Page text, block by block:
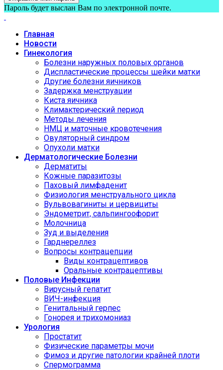
Пароль будет выслан Вам по электронной почте.
Главная
Новости
Гинекология
Болезни наружных половых органов
Диспластические процессы шейки матки
Другие болезни яичников
Задержка менструации
Киста яичника
Климактерический период
Методы лечения
НМЦ и маточные кровотечения
Овуляторный синдром
Опухоли матки
Дерматологические Болезни
Дерматиты
Кожные паразитозы
Паховый лимфаденит
Физиология менструального цикла
Вульвовагиниты и цервициты
Эндометрит, сальпингоофорит
Молочница
Зуд и выделения
Гарднереллез
Вопросы контрацепции
Виды контрацептивов
Оральные контрацептивы
Половые Инфекции
Вирусный гепатит
ВИЧ-инфекция
Генитальный герпес
Гонорея и трихомониаз
Урология
Простатит
Физические параметры мочи
Фимоз и другие патологии крайней плоти
Спермограмма